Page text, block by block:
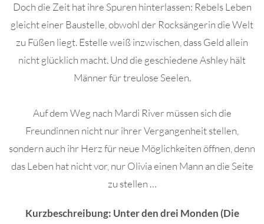
Doch die Zeit hat ihre Spuren hinterlassen: Rebels Leben
gleicht einer Baustelle, obwohl der Rocksängerin die Welt
zu Füßen liegt. Estelle weiß inzwischen, dass Geld allein
nicht glücklich macht. Und die geschiedene Ashley hält
Männer für treulose Seelen.
Auf dem Weg nach Mardi River müssen sich die
Freundinnen nicht nur ihrer Vergangenheit stellen,
sondern auch ihr Herz für neue Möglichkeiten öffnen, denn
das Leben hat nicht vor, nur Olivia einen Mann an die Seite
zu stellen …
Kurzbeschreibung: Unter den drei Monden (Die